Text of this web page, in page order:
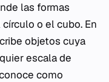
las formas
o el cubo. En
objetos cuya
escala de
como